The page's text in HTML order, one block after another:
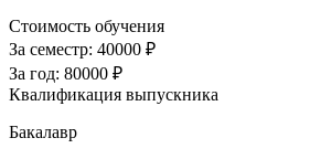
Стоимость обучения
За семестр: 40000 ₽
За год: 80000 ₽
Квалификация выпускника
Бакалавр